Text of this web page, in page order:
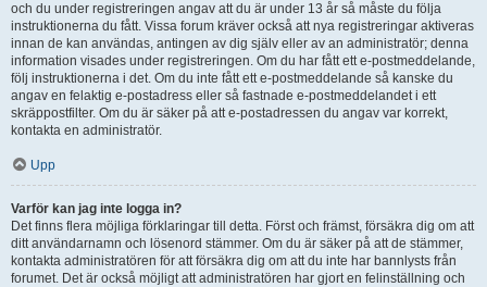
och du under registreringen angav att du är under 13 år så måste du följa
instruktionerna du fått. Vissa forum kräver också att nya registreringar aktiveras
innan de kan användas, antingen av dig själv eller av an administratör; denna
information visades under registreringen. Om du har fått ett e-postmeddelande,
följ instruktionerna i det. Om du inte fått ett e-postmeddelande så kanske du
angav en felaktig e-postadress eller så fastnade e-postmeddelandet i ett
skräppostfilter. Om du är säker på att e-postadressen du angav var korrekt,
kontakta en administratör.
Upp
Varför kan jag inte logga in?
Det finns flera möjliga förklaringar till detta. Först och främst, försäkra dig om att
ditt användarnamn och lösenord stämmer. Om du är säker på att de stämmer,
kontakta administratören för att försäkra dig om att du inte har bannlysts från
forumet. Det är också möjligt att administratören har gjort en felinställning och